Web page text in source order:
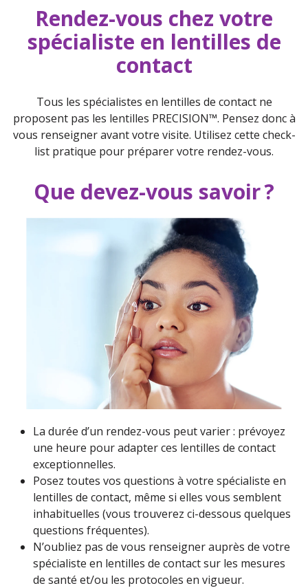
Rendez-vous chez votre
spécialiste en lentilles de
contact
Tous les spécialistes en lentilles de contact ne
proposent pas les lentilles PRECISION™. Pensez donc à
vous renseigner avant votre visite. Utilisez cette check-
list pratique pour préparer votre rendez-vous.
Que devez-vous savoir ?
La durée d’un rendez-vous peut varier : prévoyez
une heure pour adapter ces lentilles de contact
exceptionnelles.
Posez toutes vos questions à votre spécialiste en
lentilles de contact, même si elles vous semblent
inhabituelles (vous trouverez ci-dessous quelques
questions fréquentes).
N’oubliez pas de vous renseigner auprès de votre
spécialiste en lentilles de contact sur les mesures
de santé et/ou les protocoles en vigueur.